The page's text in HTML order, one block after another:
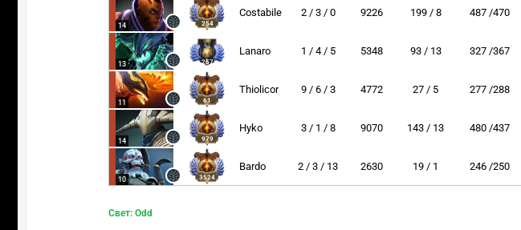
14 254
Costabile 2 / 3 / 0 9226 199 / 8 487 /470
13 257
Lanaro 1 / 4 / 5 5348 93 / 13 327 /367
11 61
Thiolicor 9 / 6 / 3 4772 27 / 5 277 /288
14 979
Hyko 3 / 1 / 8 9070 143 / 13 480 /437
10 3524
Bardo 2 / 3 / 13 2630 19 / 1 246 /250
Свет: Odd